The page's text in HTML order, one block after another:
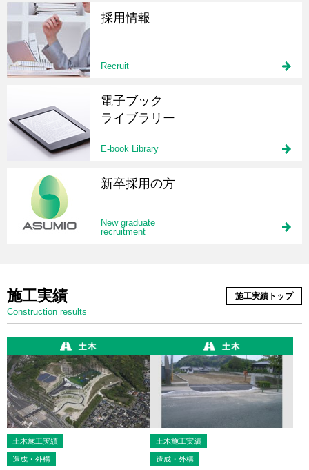
採用情報
Recruit
電子ブック
ライブラリー
E-book Library
新卒採用の方
New graduate
recruitment
施工実績
Construction results
施工実績トップ
土木施工実績
造成・外構
土木施工実績
造成・外構